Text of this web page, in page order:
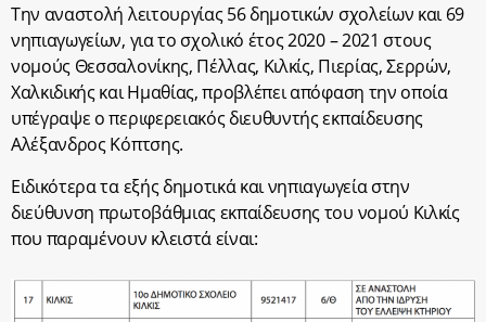
Την αναστολή λειτουργίας 56 δημοτικών σχολείων και 69
νηπιαγωγείων, για το σχολικό έτος 2020 – 2021 στους
νομούς Θεσσαλονίκης, Πέλλας, Κιλκίς, Πιερίας, Σερρών,
Χαλκιδικής και Ημαθίας, προβλέπει απόφαση την οποία
υπέγραψε ο περιφερειακός διευθυντής εκπαίδευσης
Αλέξανδρος Κόπτσης.
Ειδικότερα τα εξής δημοτικά και νηπιαγωγεία στην
διεύθυνση πρωτοβάθμιας εκπαίδευσης του νομού Κιλκίς
που παραμένουν κλειστά είναι: